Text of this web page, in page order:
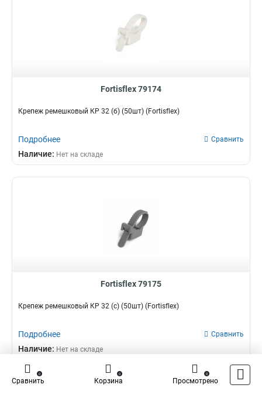
Fortisflex 79174
Крепеж ремешковый КР 32 (б) (50шт) (Fortisflex)
Подробнее Сравнить
Наличие: Нет на складе
Fortisflex 79175
Крепеж ремешковый КР 32 (с) (50шт) (Fortisflex)
Подробнее Сравнить
Наличие: Нет на складе
Сравнить
0
Корзина
0
Просмотрено
0